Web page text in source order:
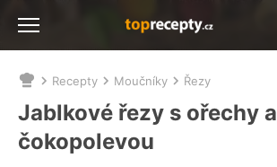
Nacházíte
se
zde:
Recepty Moučníky Řezy
Jablkové řezy s ořechy a
čokopolevou